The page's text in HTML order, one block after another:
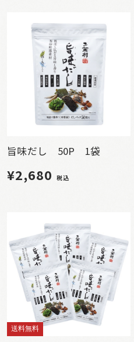
旨味だし 50P 1袋
¥2,680 税込
送料無料